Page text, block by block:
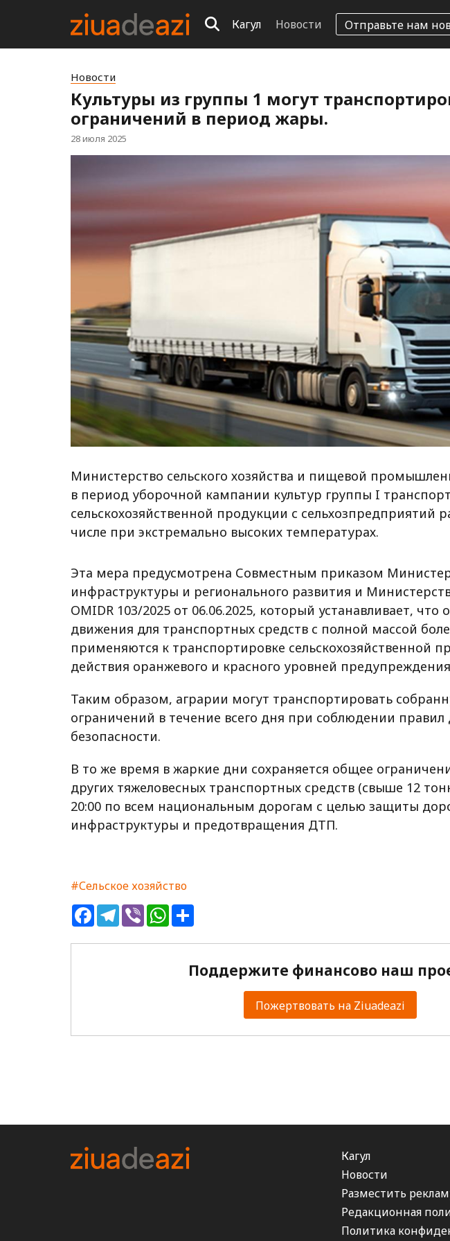
Кагул Новости Отправьте нам
Новости
Культуры из группы 1 могут
ограничений в период жары.
28 июля 2025
Министерство сельского хозяйства и пищевой
в период уборочной кампании культур группы I
сельскохозяйственной продукции с сельхозпредприятий
числе при экстремально высоких температурах.
Эта мера предусмотрена Совместным приказом
инфраструктуры и регионального развития и
OMIDR 103/2025 от 06.06.2025, который устанавливает, что
движения для транспортных средств с полной массой
применяются к транспортировке сельскохозяйственной
действия оранжевого и красного уровней
Таким образом, аграрии могут транспортировать
ограничений в течение всего дня при соблюдении
безопасности.
В то же время в жаркие дни сохраняется общее
других тяжеловесных транспортных средств (свыше 12
20:00 по всем национальным дорогам с целью защиты
инфраструктуры и предотвращения ДТП.
#Сельское хозяйство
FacebookTelegram
ViberWhatsApp
Поддержите финансово наш
Пожертвовать на Ziuadeazi
Кагул
Новости
Разместить
Редакционная
Политика